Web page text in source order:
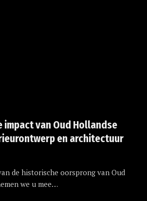
impact van Oud Hollandse
en architectuur
de historische oorsprong van Oud
we u mee…